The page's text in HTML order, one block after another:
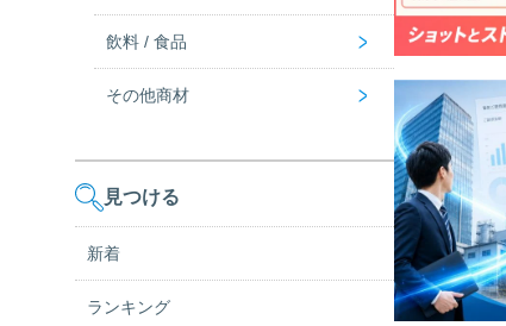
パソコン
投資
化粧品
健康商材
飲料 / 食品 >
飲料・ウォーターサーバー
その他商材 >
ファッション
デリバリー
見つける
新着
ランキング